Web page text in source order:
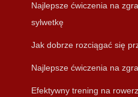
Najlepsze ćwiczenia na
sylwetkę
Jak dobrze rozciągać się
Najlepsze ćwiczenia na
Efektywny trening na